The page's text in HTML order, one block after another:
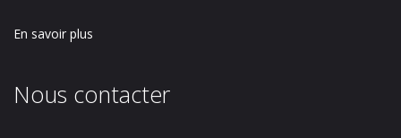
En savoir plus
Nous contacter